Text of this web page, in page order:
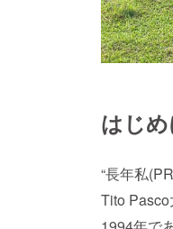
はじ
“長年私
Tito